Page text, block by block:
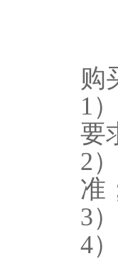
购
1
要
2
准
3
4